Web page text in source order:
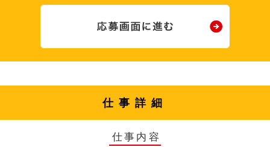
仕事詳細
仕事内容